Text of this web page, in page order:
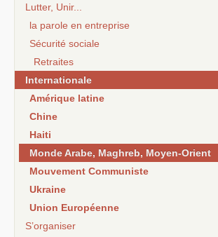
Lutter, Unir...
la parole en entreprise
Sécurité sociale
Retraites
Internationale
Amérique latine
Chine
Haiti
Monde Arabe, Maghreb, Moyen-Orient
Mouvement Communiste
Ukraine
Union Européenne
S’organiser